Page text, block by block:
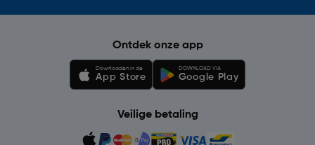
Ontdek onze app
Downloaden in de
App Store
DOWNLOAD VIA
Google Play
Veilige betaling